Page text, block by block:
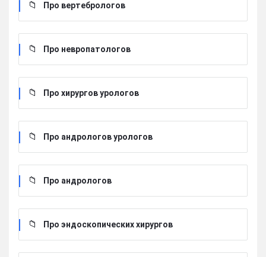
Про вертебрологов
Про невропатологов
Про хирургов урологов
Про андрологов урологов
Про андрологов
Про эндоскопических хирургов